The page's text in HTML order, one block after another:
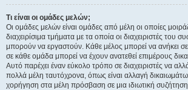
Τι είναι οι ομάδες μελών;
Οι ομάδες μελών είναι ομάδες από μέλη οι οποίες
διαχειρίσιμα τμήματα με τα οποία οι διαχειριστές του
μπορούν να εργαστούν. Κάθε μέλος μπορεί να ανήκει
σε κάθε ομάδα μπορεί να έχουν ανατεθεί επιμέρους
Αυτό παρέχει έναν εύκολο τρόπο σε διαχειριστές να
πολλά μέλη ταυτόχρονα, όπως είναι αλλαγή
χορήγηση στα μέλη πρόσβαση σε μια ιδιωτική